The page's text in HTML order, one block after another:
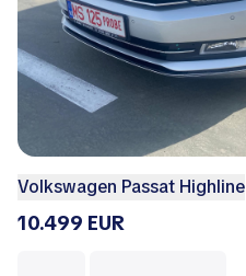
Volkswagen Passat Highline
10.499 EUR